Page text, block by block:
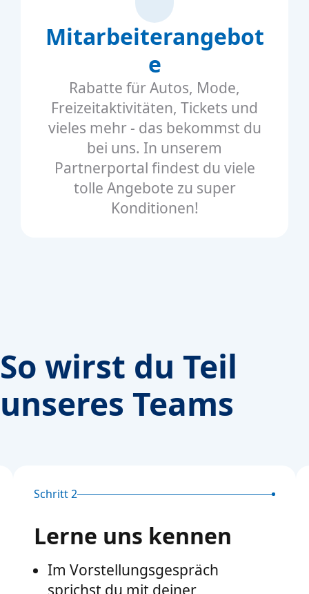
Mitarbeiterangebot
e
Rabatte für Autos, Mode,
Freizeitaktivitäten, Tickets und
vieles mehr - das bekommst du
bei uns. In unserem
Partnerportal findest du viele
tolle Angebote zu super
Konditionen!
So wirst du Teil
unseres Teams
Schritt 2
Lerne uns kennen
Im Vorstellungsgespräch
sprichst du mit deiner